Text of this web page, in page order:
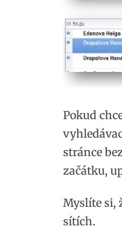
Pokud
stránce
začátku,
Myslíte si,
sítích.